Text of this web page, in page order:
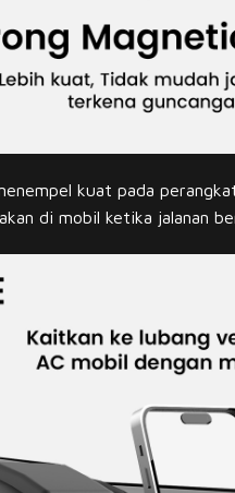
kuat pada
di mobil ketika jalanan